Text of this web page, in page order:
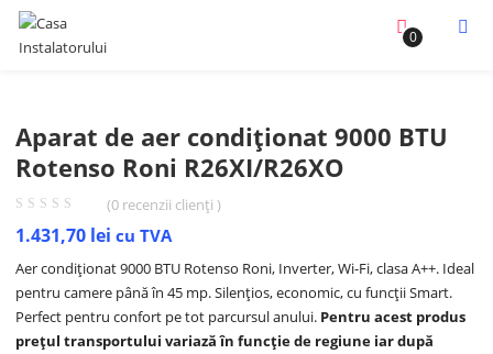
0
Aparat de aer condiționat 9000 BTU
Rotenso Roni R26XI/R26XO
(0 recenzii clienți )
1.431,70 lei cu TVA
Aer condiționat 9000 BTU Rotenso Roni, Inverter, Wi-Fi, clasa A++. Ideal
pentru camere până în 45 mp. Silențios, economic, cu funcții Smart.
Perfect pentru confort pe tot parcursul anului. Pentru acest produs
prețul transportului variază în funcție de regiune iar după